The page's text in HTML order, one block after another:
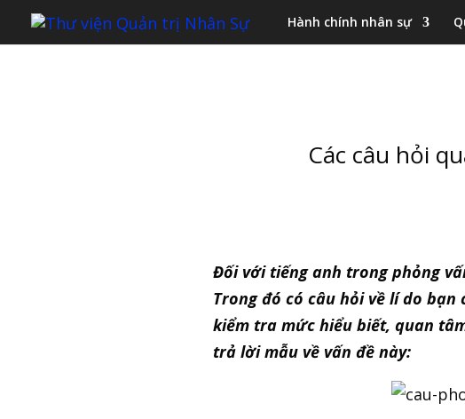
Hành chính nhân sự
Các câu hỏi
Đối với tiếng anh trong phỏng
Trong đó có câu hỏi về lí do
kiểm tra mức hiểu biết, quan
trả lời mẫu về vấn đề này: